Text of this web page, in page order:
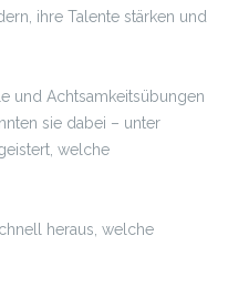
ihre Talente stärken und
und Achtsamkeitsübungen
sie dabei – unter
welche
heraus, welche